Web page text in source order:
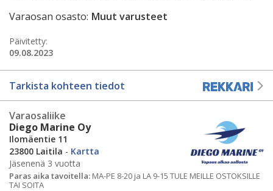
Varaosan osasto: Muut varusteet
Päivitetty:
09.08.2023
Tarkista kohteen tiedot
Varaosaliike
Diego Marine Oy
Ilomäentie 11
23800 Laitila - Kartta
Jäsenenä 3 vuotta
Paras aika tavoitella: MA-PE 8-20 ja LA 9-15 TULE MEILLE OSTOKSILLE
TAI SOITA